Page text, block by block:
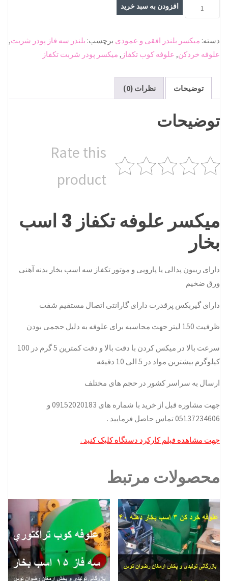
میکسر
3
اسب
افزودن به سبد خرید
دسته: میکسر بلندر افقی و عمودی برچسب: بلندر سه فاز پودر شربت,
علوفه خردکن, علوفه کوب تکفاز , میکسر پودر شربت تکفاز
توضیحات نظرات (0)
توضیحات
Rate this
product
میکسر علوفه تکفاز 3 اسب
بخار
دارای ریبون پدالی یا پارویی و موتور تکفاز سه اسب بخار بدنه آهنی
ورق ضخیم
دارای گیربکس پرقدرت دارای گارانتی اتصال مستقیم شفت
ظرفیت 150 لیتر جهت محاسبه برای علوفه به دلیل حجمی بودن
سرعت بالا در میکس کردن با دقت بالا و دقت کمترین 5 گرم در 100
کیلوگرم بیشترین مواد در 5 الی 10 دقیقه
ارسال به سراسر کشور در حجم های مختلف
جهت مشاوره قبل از خرید با شماره های 09152020183 و
05137234606 تماس حاصل فرمایید .
جهت مشاهده فیلم کارکرد دستگاه کلیک کنید .
محصولات مرتبط